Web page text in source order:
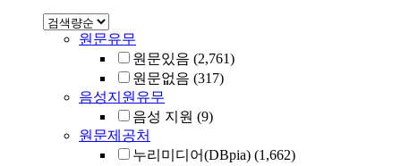
원문유무
원문있음 (2,761)
원문없음 (317)
음성지원유무
음성 지원 (9)
원문제공처
누리미디어(DBpia) (1,662)